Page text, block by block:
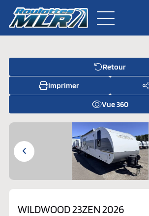
Inventaire neuf
Inventaire usagé
WILDWOOD 23ZEN 2026
Retour
Imprimer
Vue 360